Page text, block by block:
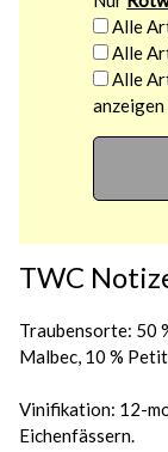
Alle
Alle
Alle
anzeigen
TWC
Traubensorte: 50
Malbec, 10 %
Vinifikation: 12-
Eichenfässern.